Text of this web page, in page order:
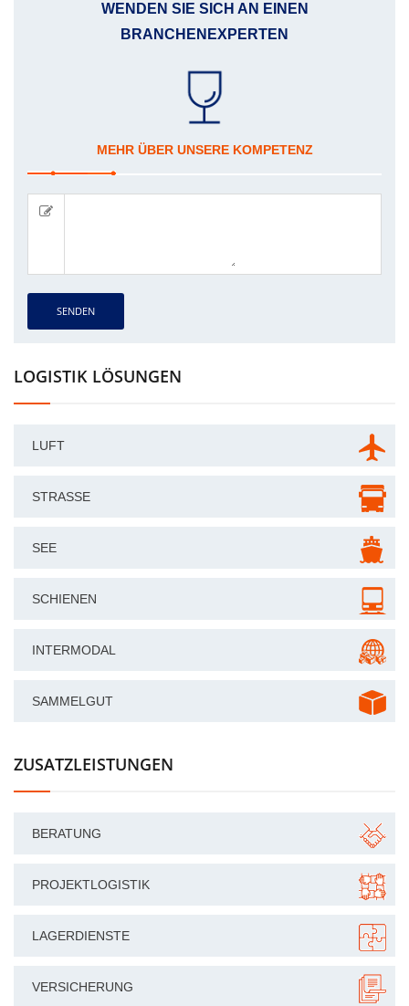
WENDEN SIE SICH AN EINEN
BRANCHENEXPERTEN
MEHR ÜBER UNSERE KOMPETENZ
SENDEN
LOGISTIK LÖSUNGEN
LUFT
STRASSE
SEE
SCHIENEN
INTERMODAL
SAMMELGUT
ZUSATZLEISTUNGEN
BERATUNG
PROJEKTLOGISTIK
LAGERDIENSTE
VERSICHERUNG